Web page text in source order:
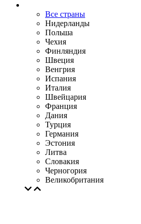
Все страны
Нидерланды
Польша
Чехия
Финляндия
Швеция
Венгрия
Испания
Италия
Швейцария
Франция
Дания
Турция
Германия
Эстония
Литва
Словакия
Черногория
Великобритания